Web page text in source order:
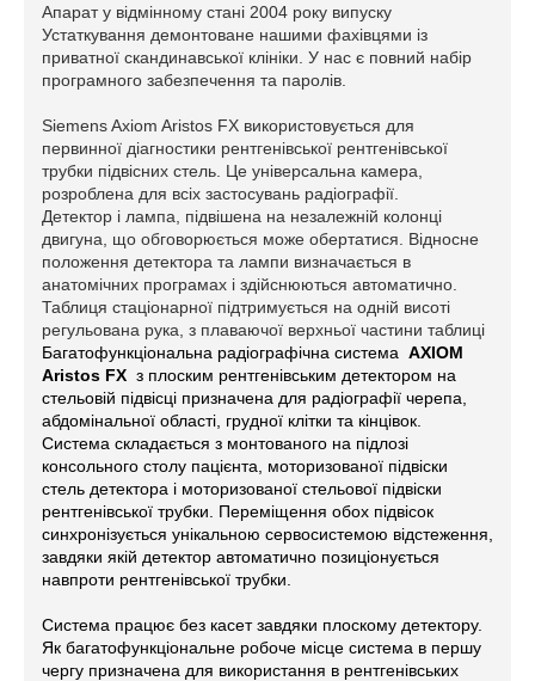
Апарат у відмінному стані 2004 року випуску
Устаткування демонтоване нашими фахівцями із
приватної скандинавської клініки. У нас є повний набір
програмного забезпечення та паролів.
Siemens Axiom Aristos FX використовується для
первинної діагностики рентгенівської рентгенівської
трубки підвісних стель. Це універсальна камера,
розроблена для всіх застосувань радіографії.
Детектор і лампа, підвішена на незалежній колонці
двигуна, що обговорюється може обертатися. Відносне
положення детектора та лампи визначається в
анатомічних програмах і здійснюються автоматично.
Таблиця стаціонарної підтримується на одній висоті
регульована рука, з плаваючої верхньої частини таблиці
Багатофункціональна радіографічна система AXIOM
Aristos FX з плоским рентгенівським детектором на
стельовій підвісці призначена для радіографії черепа,
абдомінальної області, грудної клітки та кінцівок.
Система складається з монтованого на підлозі
консольного столу пацієнта, моторизованої підвіски
стель детектора і моторизованої стельової підвіски
рентгенівської трубки. Переміщення обох підвісок
синхронізується унікальною сервосистемою відстеження,
завдяки якій детектор автоматично позиціонується
навпроти рентгенівської трубки.
Система працює без касет завдяки плоскому детектору.
Як багатофункціональне робоче місце система в першу
чергу призначена для використання в рентгенівських